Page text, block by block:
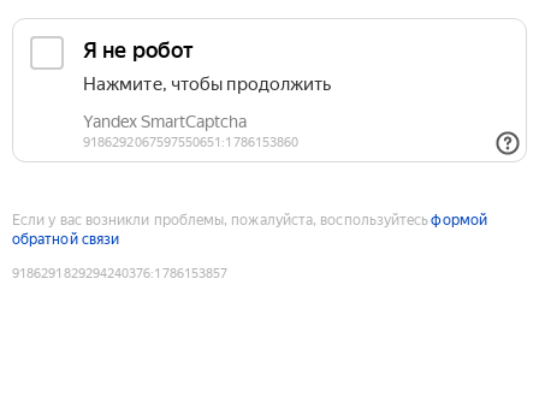
Если у вас возникли проблемы, пожалуйста, воспользуйтесьформой
обратной связи
9186291829294240376:1786153857